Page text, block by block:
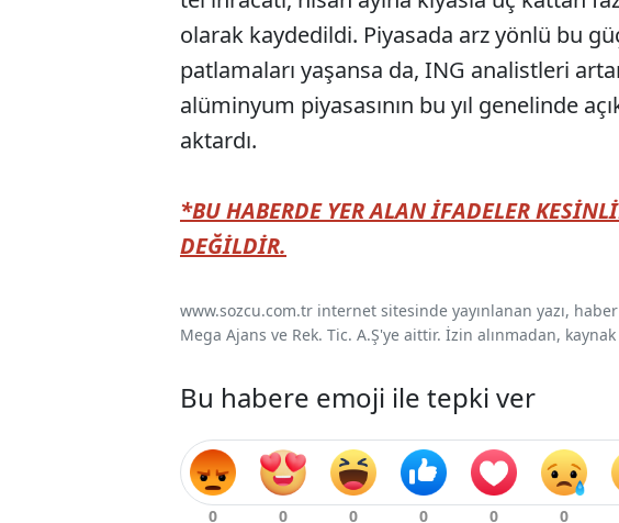
olarak kaydedildi. Piyasada arz yönlü bu
patlamaları yaşansa da, ING analistleri
alüminyum piyasasının bu yıl genelinde
aktardı.
*BU HABERDE YER ALAN İFADELER
DEĞİLDİR.
www.sozcu.com.tr internet sitesinde yayınlanan yazı,
Mega Ajans ve Rek. Tic. A.Ş'ye aittir. İzin alınmadan,
Bu habere emoji ile tepki ver